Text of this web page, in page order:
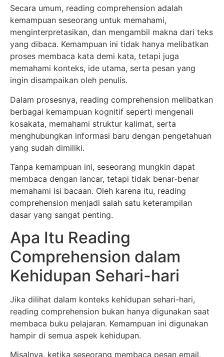
Secara umum, reading comprehension adalah
kemampuan seseorang untuk memahami,
menginterpretasikan, dan mengambil makna dari teks
yang dibaca. Kemampuan ini tidak hanya melibatkan
proses membaca kata demi kata, tetapi juga
memahami konteks, ide utama, serta pesan yang
ingin disampaikan oleh penulis.
Dalam prosesnya, reading comprehension melibatkan
berbagai kemampuan kognitif seperti mengenali
kosakata, memahami struktur kalimat, serta
menghubungkan informasi baru dengan pengetahuan
yang sudah dimiliki.
Tanpa kemampuan ini, seseorang mungkin dapat
membaca dengan lancar, tetapi tidak benar-benar
memahami isi bacaan. Oleh karena itu, reading
comprehension menjadi salah satu keterampilan
dasar yang sangat penting.
Apa Itu Reading
Comprehension dalam
Kehidupan Sehari-hari
Jika dilihat dalam konteks kehidupan sehari-hari,
reading comprehension bukan hanya digunakan saat
membaca buku pelajaran. Kemampuan ini digunakan
hampir di semua aspek kehidupan.
Misalnya, ketika seseorang membaca pesan email,